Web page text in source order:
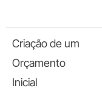
Criação de um
Orçamento
Inicial